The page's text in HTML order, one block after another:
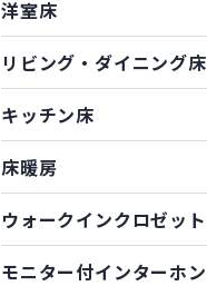
洋室床
リビング・ダイニング床
キッチン床
床暖房
ウォークインクロゼット
モニター付インターホン